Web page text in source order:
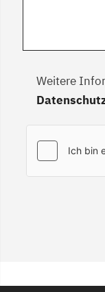
Weitere